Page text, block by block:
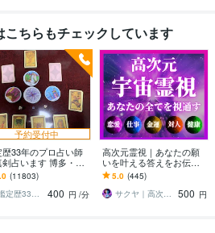
こちらもチェックしています
予約受付中
歴33年のプロ占い師
占います 博多・廓
純血統占い祈願師
(11803)
鑑定歴33年のプロ占い師 雷鳥
400 円 /分
高次元霊視｜あなたの願
いを叶える答えをお伝え
します 恋愛・仕事・金
運・人間関係など｜あな
たを願望成就へ導く霊視
5.0 (445)
サクヤ｜高次元スピリット
500 円